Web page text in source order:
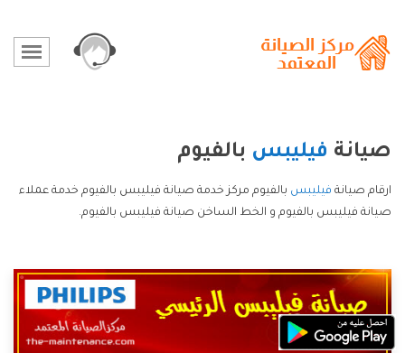
صيانة فيليبس بالفيوم
ارقام صيانة فيليبس بالفيوم مركز خدمة صيانة فيليبس بالفيوم خدمة عملاء
صيانة فيليبس بالفيوم و الخط الساخن صيانة فيليبس بالفيوم.